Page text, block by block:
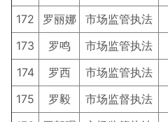
172
罗丽娜 市场监管执法
173
罗鸣 市场监管执法
174
罗西 市场监管执法
175
罗毅 市场监督执法